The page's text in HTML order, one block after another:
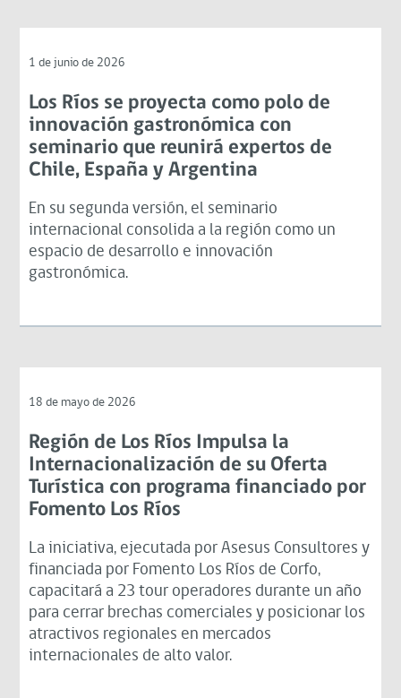
1 de junio de 2026
Los Ríos se proyecta como polo de
innovación gastronómica con
seminario que reunirá expertos de
Chile, España y Argentina
En su segunda versión, el seminario
internacional consolida a la región como un
espacio de desarrollo e innovación
gastronómica.
18 de mayo de 2026
Región de Los Ríos Impulsa la
Internacionalización de su Oferta
Turística con programa financiado por
Fomento Los Ríos
La iniciativa, ejecutada por Asesus Consultores y
financiada por Fomento Los Ríos de Corfo,
capacitará a 23 tour operadores durante un año
para cerrar brechas comerciales y posicionar los
atractivos regionales en mercados
internacionales de alto valor.